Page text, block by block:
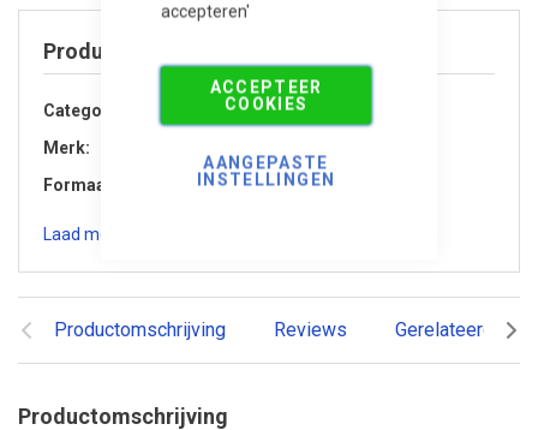
accepteren'
ACCEPTEER
COOKIES
AANGEPASTE
INSTELLINGEN
Productomschrijving Reviews Gerelateerde
Productomschrijving
Product specificaties
Categorie
Accessoires
Merk
Formaat
120x120x60 cm
Laad meer specificaties